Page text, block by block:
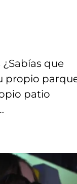
que
propio
patio